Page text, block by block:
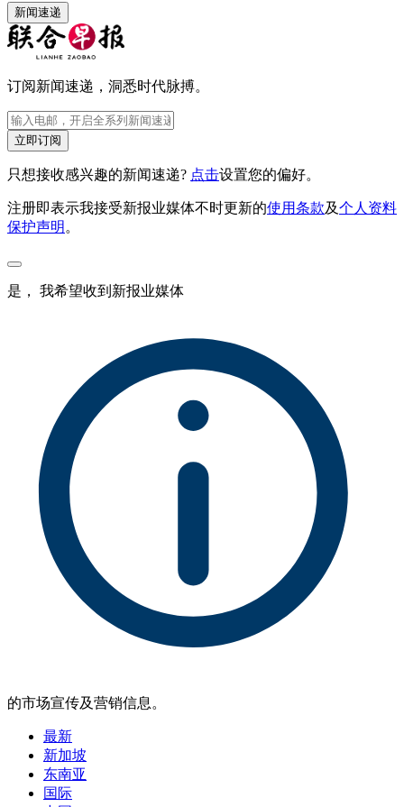
新闻速递
订阅新闻速递，洞悉时代脉搏。
立即订阅
只想接收感兴趣的新闻速递? 点击设置您的偏好。
注册即表示我接受新报业媒体不时更新的使用条款及个人资料
保护声明 。
是， 我希望收到新报业媒体
的市场宣传及营销信息。
最新
新加坡
东南亚
国际